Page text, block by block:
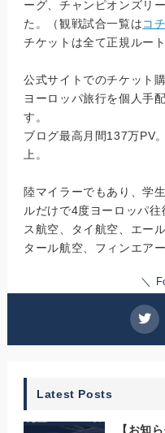
ーグ、チャンピオンズリ
た。（観戦試合一覧はコ
チケットは全て正規ルー
公式サイトでのチケット
ヨーロッパ旅行を個人手
す。
ブログ最高月間137万PV。
上。
陸マイラーでもあり、学
ルだけで4度ヨーロッパ
ス航空、タイ航空、エー
タール航空、フィンエア
＼
Latest Posts
【お知